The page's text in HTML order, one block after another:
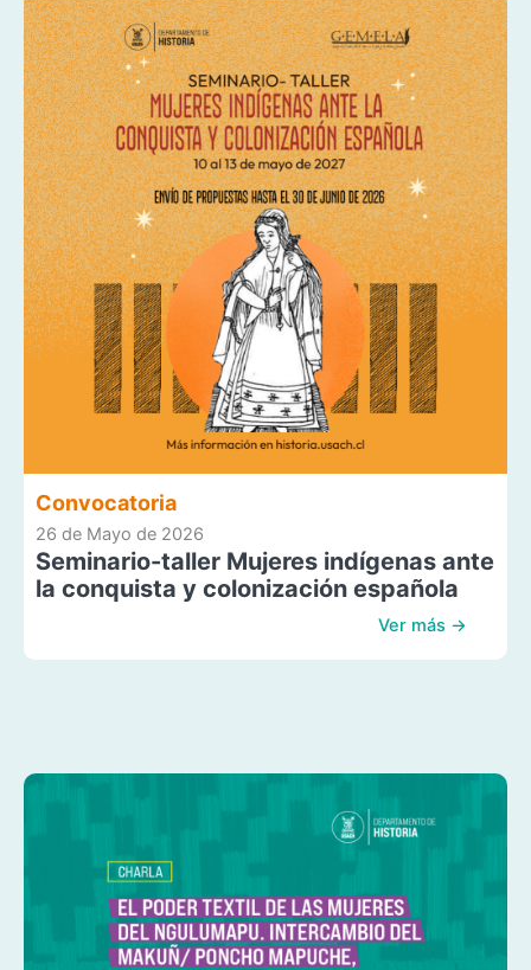
Convocatoria
26 de Mayo de 2026
Seminario-taller Mujeres indígenas ante
la conquista y colonización española
Ver más →